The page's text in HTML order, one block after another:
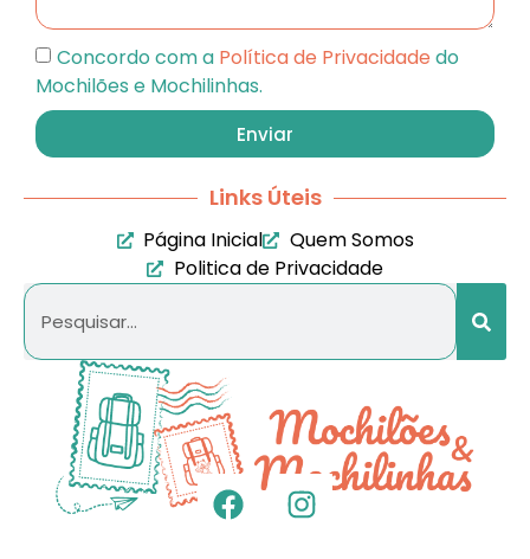
Concordo com a Política de Privacidade do
Mochilões e Mochilinhas.
Enviar
Links Úteis
Página Inicial
Quem Somos
Politica de Privacidade